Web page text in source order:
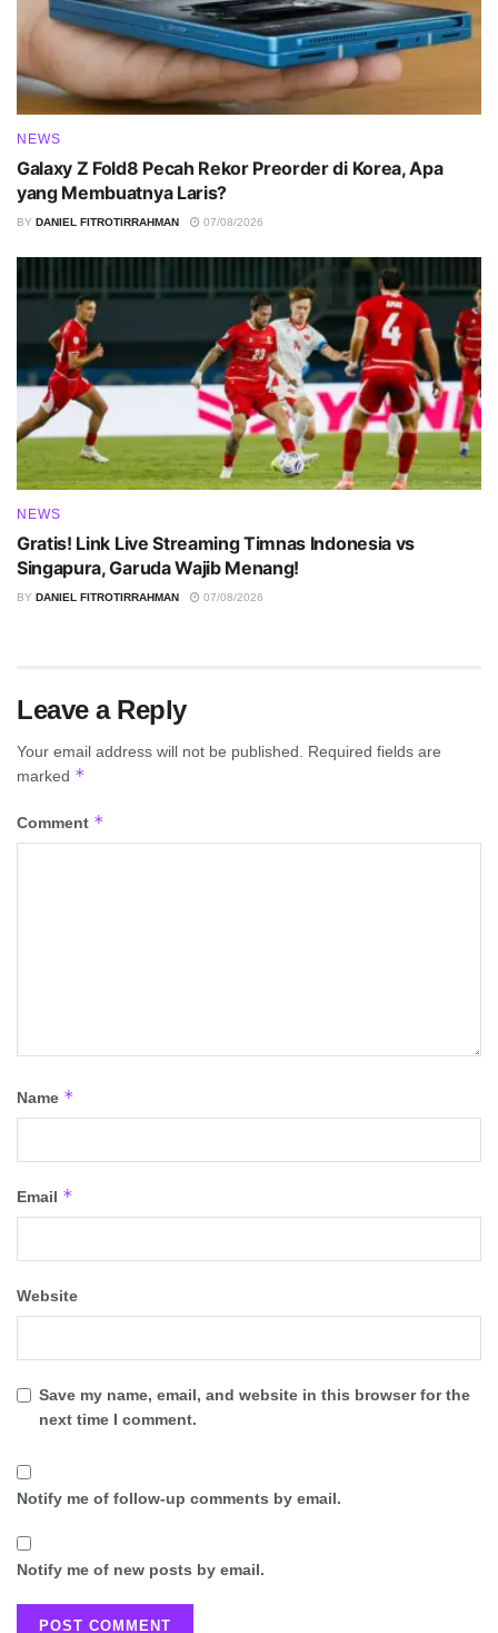
NEWS
Galaxy Z Fold8 Pecah Rekor Preorder di Korea, Apa
yang Membuatnya Laris?
BY DANIEL FITROTIRRAHMAN 07/08/2026
NEWS
Gratis! Link Live Streaming Timnas Indonesia vs
Singapura, Garuda Wajib Menang!
BY DANIEL FITROTIRRAHMAN 07/08/2026
Leave a Reply
Your email address will not be published. Required fields are
marked *
Comment *
Name *
Email *
Website
Save my name, email, and website in this browser for the
next time I comment.
Notify me of follow-up comments by email.
Notify me of new posts by email.